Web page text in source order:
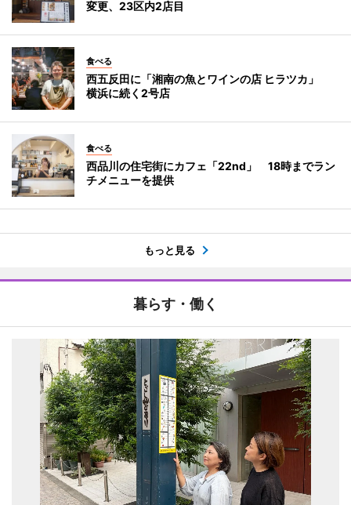
変更、23区内2店目
食べる
西五反田に「湘南の魚とワインの店 ヒラツカ」
横浜に続く2号店
食べる
西品川の住宅街にカフェ「22nd」 18時までラン
チメニューを提供
もっと見る
暮らす・働く